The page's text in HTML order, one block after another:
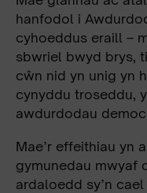
hanfodol i
cyhoeddus eraill –
sbwriel bwyd brys,
cŵn nid yn unig yn
cynyddu troseddu,
awdurdodau
Mae’r effeithiau yn
gymunedau mwyaf
ardaloedd sy’n